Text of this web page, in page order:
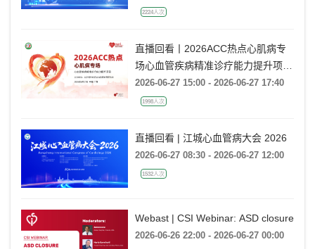
2224人次
直播回看丨2026ACC热点心肌病专
场心血管疾病精准诊疗能力提升项目
广州场
2026-06-27 15:00 - 2026-06-27 17:40
1998人次
直播回看 | 江城心血管病大会 2026
2026-06-27 08:30 - 2026-06-27 12:00
1532人次
Webast | CSI Webinar: ASD closure
2026-06-26 22:00 - 2026-06-27 00:00